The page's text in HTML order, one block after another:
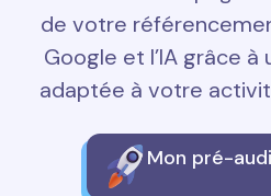
de votre
Google et l’IA grâce
adaptée à votre
Mon pré-